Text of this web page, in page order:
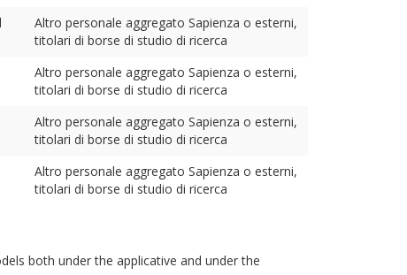
Altro personale aggregato Sapienza o esterni,
titolari di borse di studio di ricerca
Altro personale aggregato Sapienza o esterni,
titolari di borse di studio di ricerca
Altro personale aggregato Sapienza o esterni,
titolari di borse di studio di ricerca
Altro personale aggregato Sapienza o esterni,
titolari di borse di studio di ricerca
both under the applicative and under the